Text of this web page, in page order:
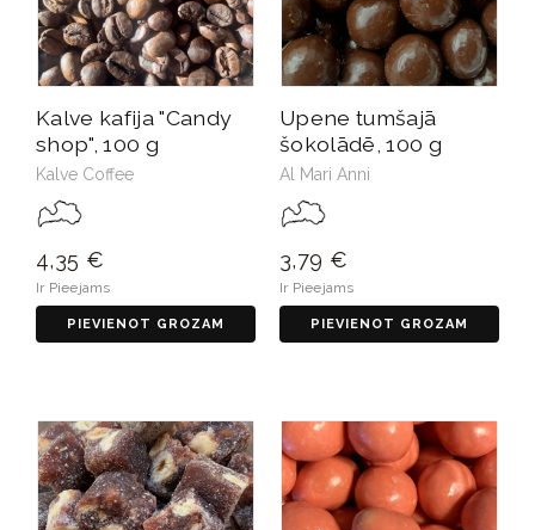
Kalve kafija "Candy
shop", 100 g
Kalve Coffee
4,35 €
Ir Pieejams
PIEVIENOT GROZAM
Upene tumšajā
šokolādē, 100 g
Al Mari Anni
3,79 €
Ir Pieejams
PIEVIENOT GROZAM